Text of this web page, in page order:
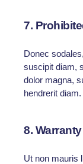
7.
Donec
suscipit diam,
dolor magna,
hendrerit
8.
Ut non mauris